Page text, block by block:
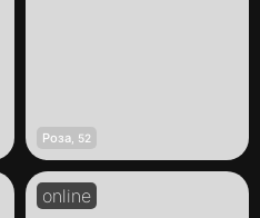
Роза, 52